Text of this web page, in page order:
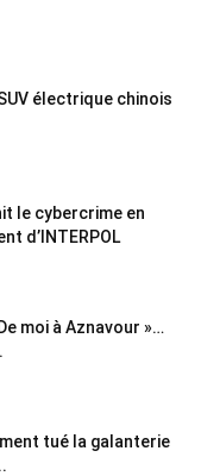
électrique chinois
le cybercrime en
d’INTERPOL
moi à Aznavour »…
tué la galanterie